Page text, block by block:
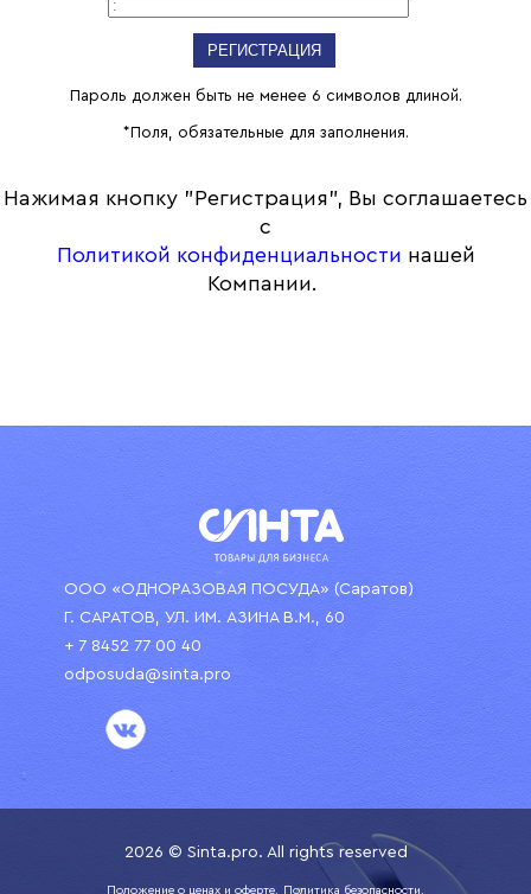
Пароль должен быть не менее 6 символов длиной.
* Поля, обязательные для заполнения.
Нажимая кнопку "Регистрация", Вы соглашаетесь
с
Политикой конфиденциальности нашей
Компании.
ООО «ОДНОРАЗОВАЯ ПОСУДА» (Саратов)
Г. САРАТОВ, УЛ. ИМ. АЗИНА В.М., 60
+ 7 8452 77 00 40
odposuda@sinta.pro
2026 © Sinta.pro. All rights reserved
Положение о ценах и оферте. Политика безопасности.